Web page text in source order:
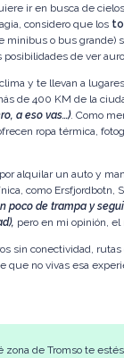
ir en busca de
considero que los
minibus o bus grande)
de ver
y te llevan a
de 400 KM de la
a eso vas…). Como
ropa térmica,
alquilar un auto y
como Ersfjordbotn,
poco de trampa y
pero en mi opinión, el
sin conectividad,
que no vivas esa
zona de Tromso te